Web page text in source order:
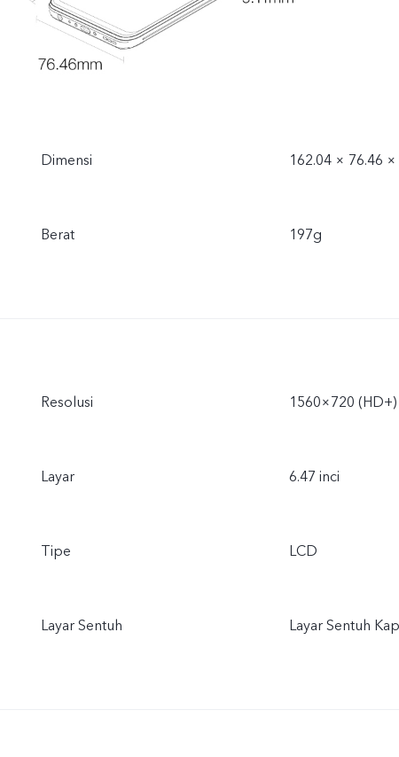
Dimensi 162.04 × 76.46
Berat 197g
Resolusi 1560×720 (HD+)
Layar 6.47 inci
Tipe LCD
Layar Sentuh Layar Sentuh